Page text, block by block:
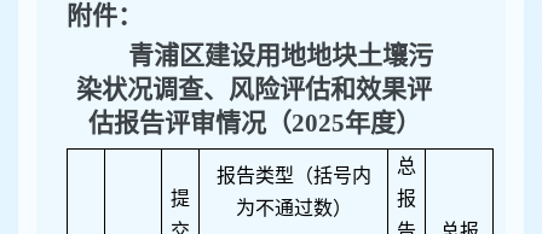
附件：
青浦区建设用地地块土壤污
染状况调查、风险评估和效果评
估报告评审情况（2025年度）
提
报告类型（括号内
为不通过数）
总
报